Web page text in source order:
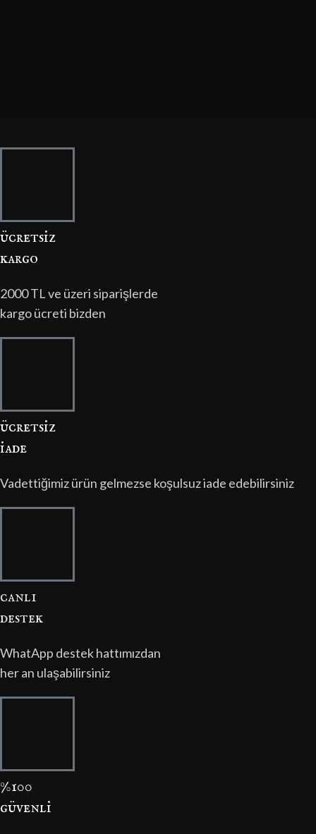
ücretsi̇z
kargo
2000 TL ve üzeri siparişlerde
kargo ücreti bizden
ücretsi̇z
i̇ade
Vadettiğimiz ürün gelmezse koşulsuz iade edebilirsiniz
canli
destek
WhatApp destek hattımızdan
her an ulaşabilirsiniz
%100
güvenli̇